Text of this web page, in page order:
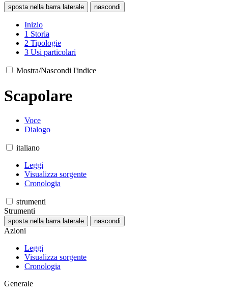
sposta nella barra laterale nascondi
Inizio
1 Storia
2 Tipologie
3 Usi particolari
Mostra/Nascondi l'indice
Scapolare
Voce
Dialogo
italiano
Leggi
Visualizza sorgente
Cronologia
strumenti
Strumenti
sposta nella barra laterale nascondi
Azioni
Leggi
Visualizza sorgente
Cronologia
Generale